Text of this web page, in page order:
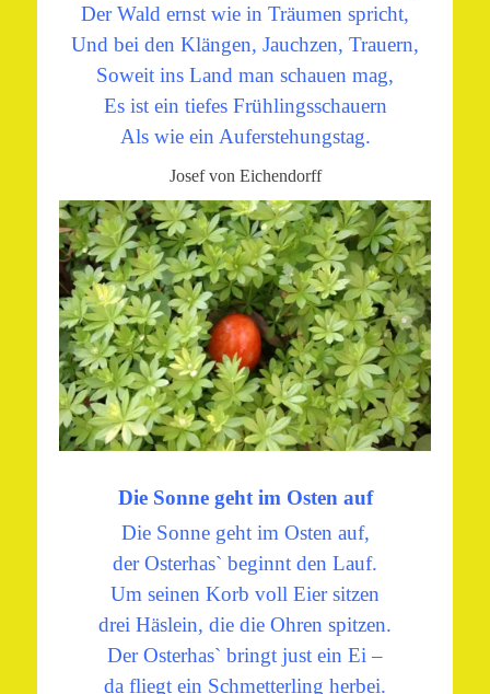
Der Wald ernst wie in Träumen spricht,
Und bei den Klängen, Jauchzen, Trauern,
Soweit ins Land man schauen mag,
Es ist ein tiefes Frühlingsschauern
Als wie ein Auferstehungstag.
Josef von Eichendorff
Die Sonne geht im Osten auf
Die Sonne geht im Osten auf,
der Osterhas` beginnt den Lauf.
Um seinen Korb voll Eier sitzen
drei Häslein, die die Ohren spitzen.
Der Osterhas` bringt just ein Ei –
da fliegt ein Schmetterling herbei.